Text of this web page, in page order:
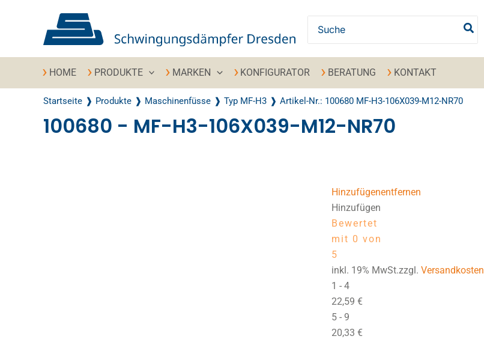
HOME PRODUKTE MARKEN KONFIGURATOR BERATUNG KONTAKT
Startseite Produkte Maschinenfüsse Typ MF-H3 Artikel-Nr.: 100680 MF-H3-106X039-M12-NR70
100680 - MF-H3-106X039-M12-NR70
Hinzufügenentfernen
Hinzufügen
Bewertet
mit 0 von
5
inkl. 19% MwSt.zzgl. Versandkosten
1 - 4
22,59 €
5 - 9
20,33 €